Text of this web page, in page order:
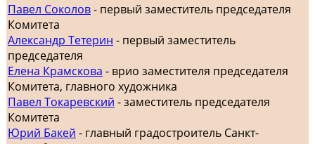
Павел Соколов- первый заместитель председателя
Комитета
Александр Тетерин - первый заместитель
председателя
Елена Крамскова - врио заместителя председателя
Комитета, главного художника
Павел Токаревский - заместитель председателя
Комитета
Юрий Бакей - главный градостроитель Санкт-